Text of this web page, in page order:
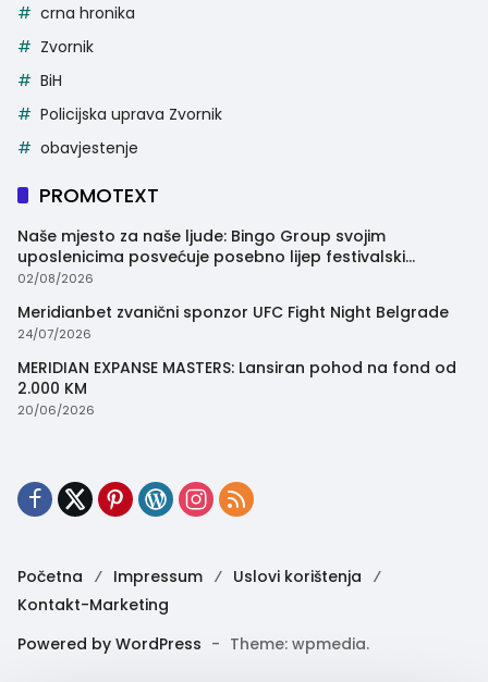
crna hronika
Zvornik
BiH
Policijska uprava Zvornik
obavjestenje
PROMOTEXT
Naše mjesto za naše ljude: Bingo Group svojim
uposlenicima posvećuje posebno lijep festivalski
trenutak
02/08/2026
Meridianbet zvanični sponzor UFC Fight Night Belgrade
24/07/2026
MERIDIAN EXPANSE MASTERS: Lansiran pohod na fond od
2.000 KM
20/06/2026
Početna Impressum
Uslovi korištenja
Kontakt-Marketing
Powered by WordPress - Theme: wpmedia.